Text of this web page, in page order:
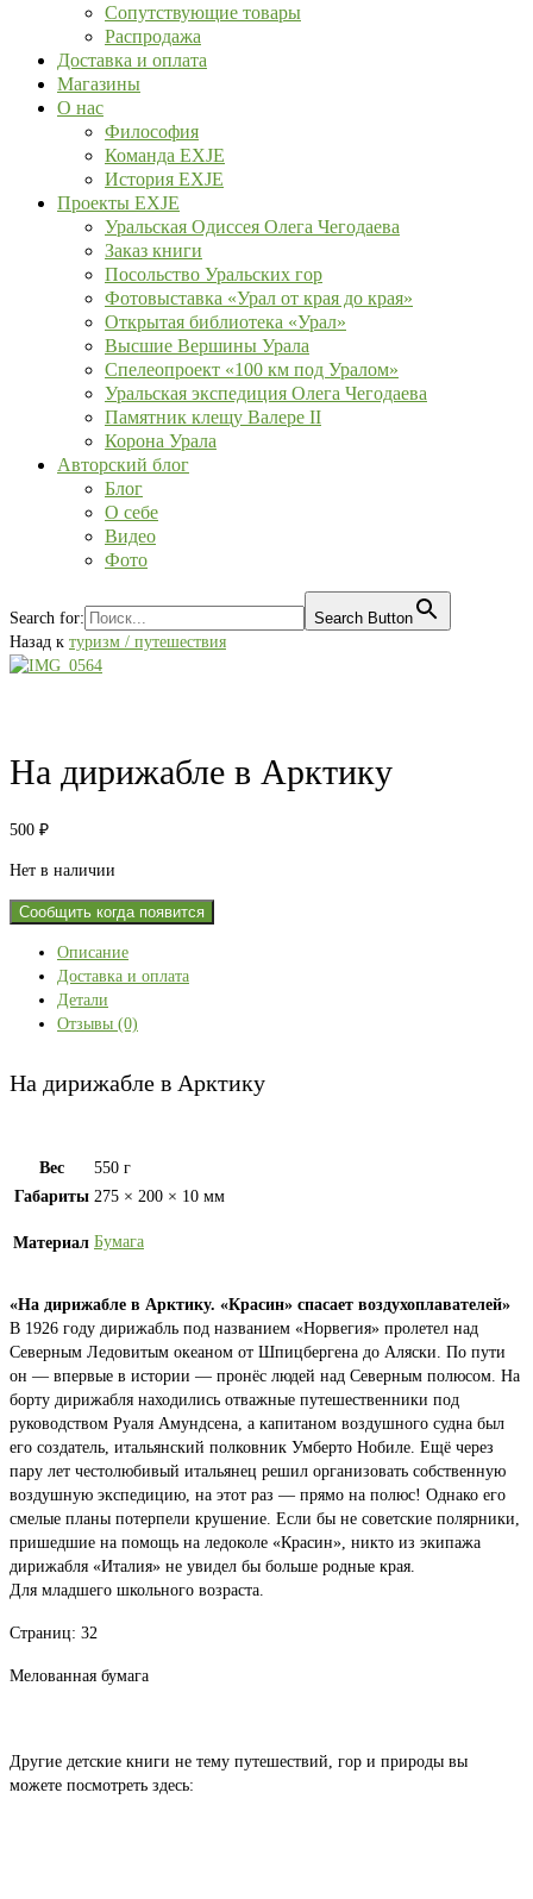
Сопутствующие товары
Распродажа
Доставка и оплата
Магазины
О нас
Философия
Команда EXJE
История EXJE
Проекты EXJE
Уральская Одиссея Олега Чегодаева
Заказ книги
Посольство Уральских гор
Фотовыставка «Урал от края до края»
Открытая библиотека «Урал»
Высшие Вершины Урала
Спелеопроект «100 км под Уралом»
Уральская экспедиция Олега Чегодаева
Памятник клещу Валере II
Корона Урала
Авторский блог
Блог
О себе
Видео
Фото
Search for:
Search Button
Назад к туризм / путешествия
На дирижабле в Арктику
500 ₽
Нет в наличии
Сообщить когда появится
Описание
Доставка и оплата
Детали
Отзывы (0)
На дирижабле в Арктику
Вес
550 г
Габариты 275 × 200 × 10 мм
Материал Бумага
«На дирижабле в Арктику. «Красин» спасает воздухоплавателей»
В 1926 году дирижабль под названием «Норвегия» пролетел над
Северным Ледовитым океаном от Шпицбергена до Аляски. По пути
он — впервые в истории — пронёс людей над Северным полюсом. На
борту дирижабля находились отважные путешественники под
руководством Руаля Амундсена, а капитаном воздушного судна был
его создатель, итальянский полковник Умберто Нобиле. Ещё через
пару лет честолюбивый итальянец решил организовать собственную
воздушную экспедицию, на этот раз — прямо на полюс! Однако его
смелые планы потерпели крушение. Если бы не советские полярники,
пришедшие на помощь на ледоколе «Красин», никто из экипажа
дирижабля «Италия» не увидел бы больше родные края.
Для младшего школьного возраста.
Страниц: 32
Мелованная бумага
Другие детские книги не тему путешествий, гор и природы вы
можете посмотреть здесь: